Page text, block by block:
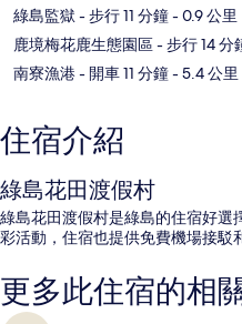
綠島監獄 - 步行 11 分鐘- 0.9 公里
鹿境梅花鹿生態園區- 步行 14 分
南寮漁港- 開車 11 分鐘- 5.4 公里
住宿介紹
綠島花田渡假村
綠島花田渡假村是綠島的住宿好選
彩活動，住宿也提供免費機場接駁
更多此住宿的相